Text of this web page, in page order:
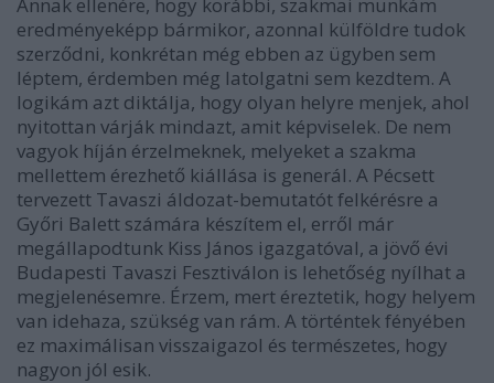
eredményeképp bármikor, azonnal külföldre tudok
szerződni, konkrétan még ebben az ügyben sem
léptem, érdemben még latolgatni sem kezdtem. A
logikám azt diktálja, hogy olyan helyre menjek, ahol
nyitottan várják mindazt, amit képviselek. De nem
vagyok híján érzelmeknek, melyeket a szakma
mellettem érezhető kiállása is generál. A Pécsett
tervezett Tavaszi áldozat-bemutatót felkérésre a
Győri Balett számára készítem el, erről már
megállapodtunk Kiss János igazgatóval, a jövő évi
Budapesti Tavaszi Fesztiválon is lehetőség nyílhat a
megjelenésemre. Érzem, mert éreztetik, hogy helyem
van idehaza, szükség van rám. A történtek fényében
ez maximálisan visszaigazol és természetes, hogy
nagyon jól esik.